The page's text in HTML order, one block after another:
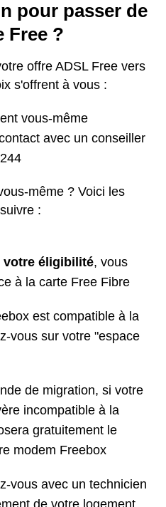
pour passer de
Free ?
offre ADSL Free vers
s'offrent à vous :
vous-même
avec un conseiller
même ? Voici les
:
votre éligibilité, vous
à la carte Free Fibre
est compatible à la
vous sur votre "espace
de migration, si votre
incompatible à la
gratuitement le
modem Freebox
vous avec un technicien
de votre logement